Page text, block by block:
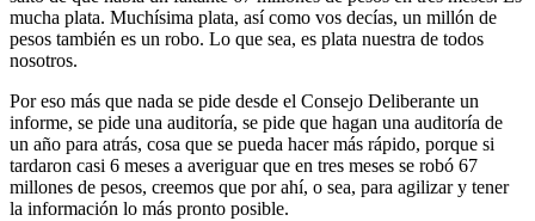
mucha plata. Muchísima plata, así como vos decías, un millón de
pesos también es un robo. Lo que sea, es plata nuestra de todos
nosotros.
Por eso más que nada se pide desde el Consejo Deliberante un
informe, se pide una auditoría, se pide que hagan una auditoría de
un año para atrás, cosa que se pueda hacer más rápido, porque si
tardaron casi 6 meses a averiguar que en tres meses se robó 67
millones de pesos, creemos que por ahí, o sea, para agilizar y tener
la información lo más pronto posible.